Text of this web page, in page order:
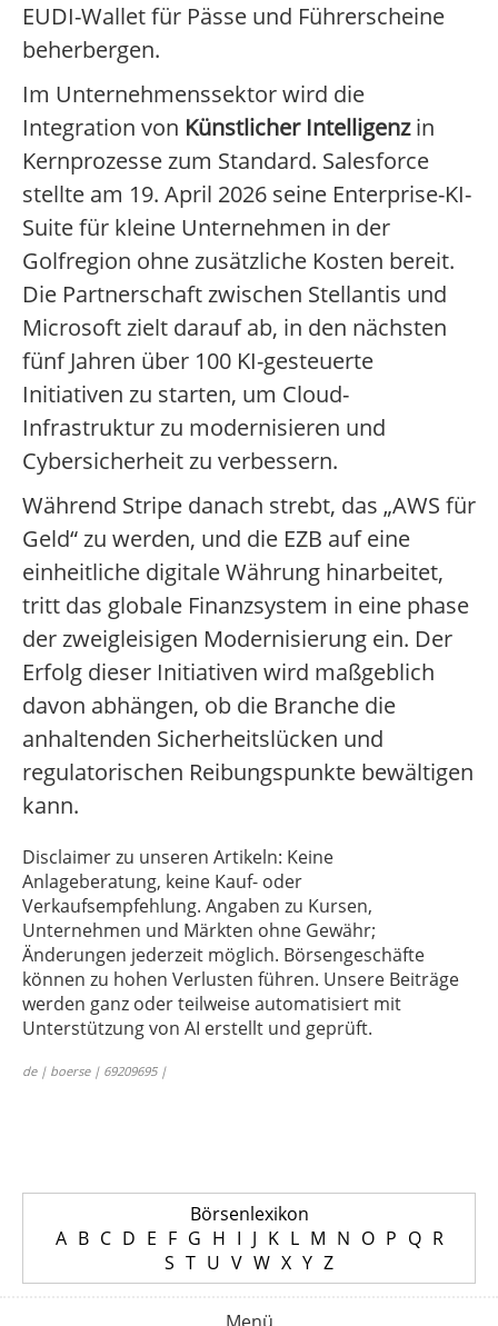
EUDI-Wallet für Pässe und Führerscheine
beherbergen.
Im Unternehmenssektor wird die
Integration von Künstlicher Intelligenzin
Kernprozesse zum Standard. Salesforce
stellte am 19. April 2026 seine Enterprise-KI-
Suite für kleine Unternehmen in der
Golfregion ohne zusätzliche Kosten bereit.
Die Partnerschaft zwischen Stellantis und
Microsoft zielt darauf ab, in den nächsten
fünf Jahren über 100 KI-gesteuerte
Initiativen zu starten, um Cloud-
Infrastruktur zu modernisieren und
Cybersicherheit zu verbessern.
Während Stripe danach strebt, das „AWS für
Geld“ zu werden, und die EZB auf eine
einheitliche digitale Währung hinarbeitet,
tritt das globale Finanzsystem in eine phase
der zweigleisigen Modernisierung ein. Der
Erfolg dieser Initiativen wird maßgeblich
davon abhängen, ob die Branche die
anhaltenden Sicherheitslücken und
regulatorischen Reibungspunkte bewältigen
kann.
Disclaimer zu unseren Artikeln: Keine
Anlageberatung, keine Kauf- oder
Verkaufsempfehlung. Angaben zu Kursen,
Unternehmen und Märkten ohne Gewähr;
Änderungen jederzeit möglich. Börsengeschäfte
können zu hohen Verlusten führen. Unsere Beiträge
werden ganz oder teilweise automatisiert mit
Unterstützung von AI erstellt und geprüft.
de | boerse | 69209695 |
Börsenlexikon
A B C D E F G H I J K L M N O P Q R
S T U V W X Y Z